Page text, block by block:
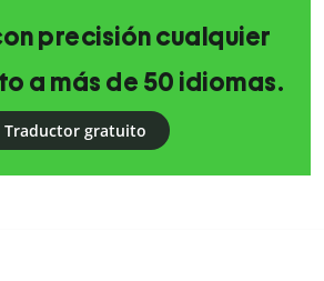
precisión cualquier
a más de 50 idiomas.
Traductor gratuito